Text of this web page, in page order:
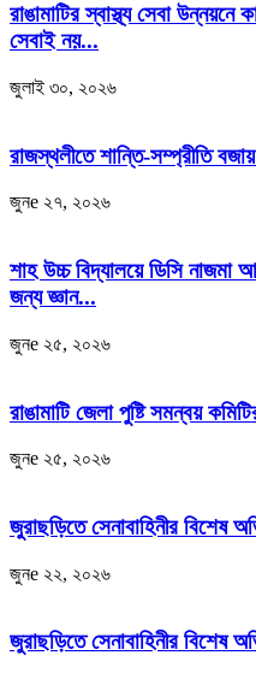
রাঙামাটির স্বাস্থ্য সেবা
সেবাই নয়...
জুলাই ৩০, ২০২৬
রাজস্থলীতে শান্তি-সম্প্রীতি
জুনe ২৭, ২০২৬
শাহ উচ্চ বিদ্যালয়ে ডিসি নাজমা
জন্য জ্ঞান...
জুনe ২৫, ২০২৬
রাঙামাটি জেলা পুষ্টি সমন্বয়
জুনe ২৫, ২০২৬
জুরাছড়িতে সেনাবাহিনীর বিশেষ
জুনe ২২, ২০২৬
জুরাছড়িতে সেনাবাহিনীর বিশেষ